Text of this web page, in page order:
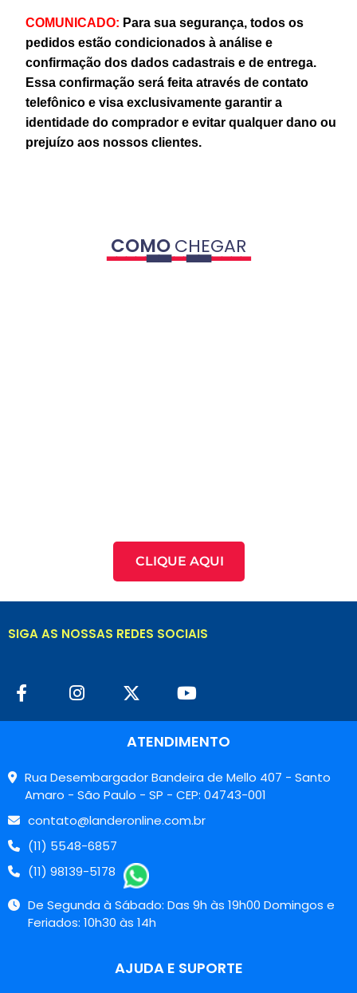
COMUNICADO: Para sua segurança, todos os
pedidos estão condicionados à análise e
confirmação dos dados cadastrais e de entrega.
Essa confirmação será feita através de contato
telefônico e visa exclusivamente garantir a
identidade do comprador e evitar qualquer dano ou
prejuízo aos nossos clientes.
COMOCHEGAR
CLIQUE AQUI
SIGA AS NOSSAS REDES SOCIAIS
ATENDIMENTO
Rua Desembargador Bandeira de Mello 407 - Santo
Amaro - São Paulo - SP - CEP: 04743-001
contato@landeronline.com.br
(11) 5548-6857
(11) 98139-5178
De Segunda à Sábado: Das 9h às 19h00 Domingos e
Feriados: 10h30 às 14h
AJUDA E SUPORTE